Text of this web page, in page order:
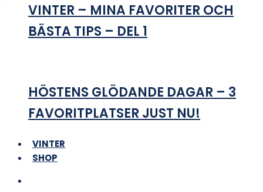
VINTER – MINA FAVORITER OCH
BÄSTA TIPS – DEL 1
HÖSTENS GLÖDANDE DAGAR – 3
FAVORITPLATSER JUST NU!
VINTER
SHOP